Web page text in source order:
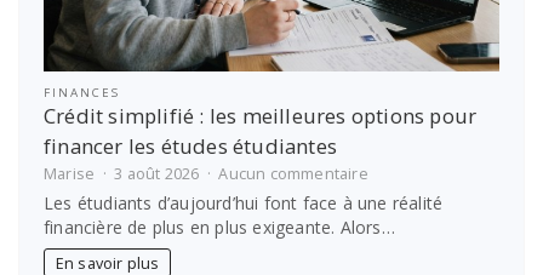
FINANCES
Crédit simplifié : les meilleures options pour
financer les études étudiantes
Marise 3 août 2026 Aucun commentairesur
Crédit
simplifié
:
Les étudiants d’aujourd’hui font face à une réalité
financière de plus en plus exigeante. Alors…
En savoir plus